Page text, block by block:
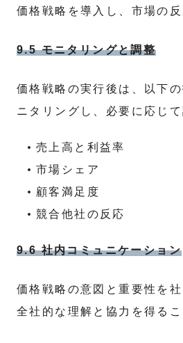
価格戦略を導入し、市場の反
9.5 モニタリングと調整
価格戦略の実行後は、以下
ニタリングし、必要に応じ
売上高と利益率
市場シェア
顧客満足度
競合他社の反応
9.6 社内コミュニケーション
価格戦略の意図と重要性を社
全社的な理解と協力を得るこ